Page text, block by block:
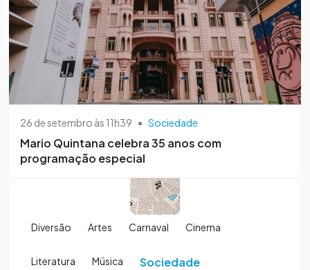
26 de setembro às 11h39 • Sociedade
Mario Quintana celebra 35 anos com
programação especial
Diversão Artes Carnaval Cinema
Literatura Música Sociedade